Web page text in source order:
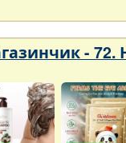
- 72.